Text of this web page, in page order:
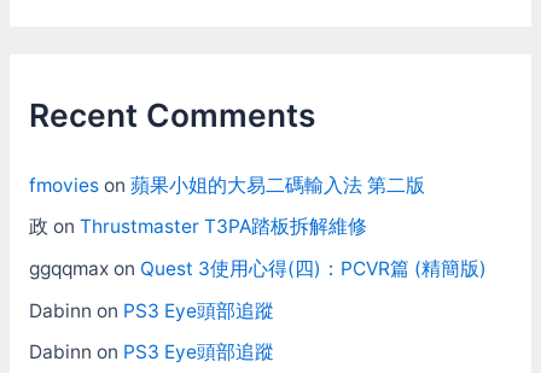
Recent Comments
fmovieson 蘋果小姐的大易二碼輸入法 第二版
政 on Thrustmaster T3PA踏板拆解維修
ggqqmaxon Quest 3使用心得(四)：PCVR篇 (精簡版)
Dabinn on PS3 Eye頭部追蹤
Dabinn on PS3 Eye頭部追蹤